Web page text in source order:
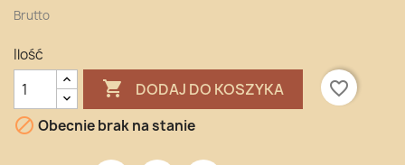
Brutto
Ilość
 DODAJ DO KOSZYKA
favorite_border
 Obecnie brak na stanie